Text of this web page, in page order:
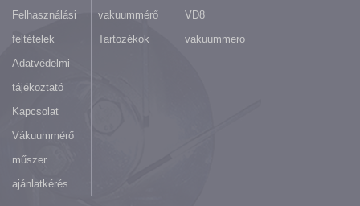
Felhasználási
feltételek
Adatvédelmi
tájékoztató
Kapcsolat
Vákuummérő
műszer
ajánlatkérés
vakuummérő
Tartozékok
VD8
vakuummero